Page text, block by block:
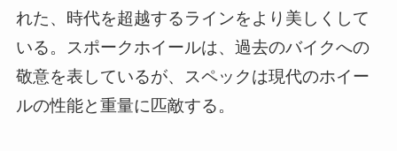
れた、時代を超越するラインをより美しくして
いる。スポークホイールは、過去のバイクへの
敬意を表しているが、スペックは現代のホイー
ルの性能と重量に匹敵する。